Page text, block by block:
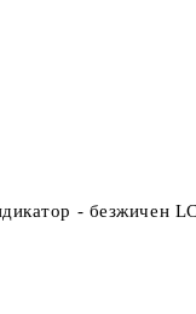
- безжичен